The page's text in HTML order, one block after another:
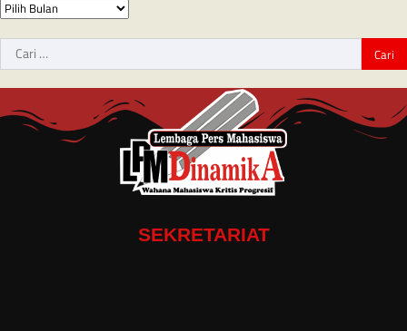
SEKRETARIAT